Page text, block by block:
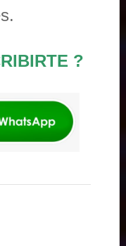
?